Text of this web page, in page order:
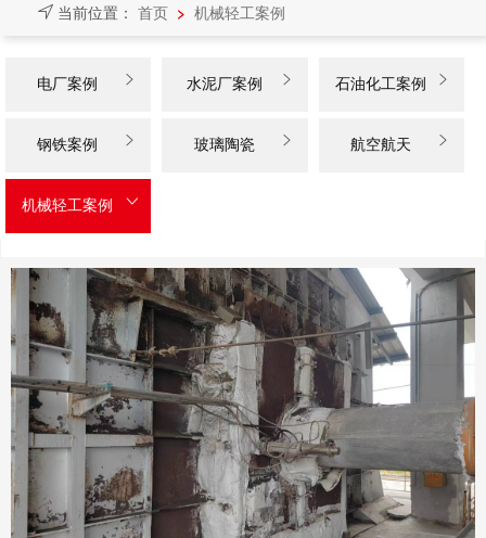
当前位置： 首页 > 机械轻工案例
电厂案例  水泥厂案例  石油化工案例 
钢铁案例  玻璃陶瓷  航空航天 
机械轻工案例 